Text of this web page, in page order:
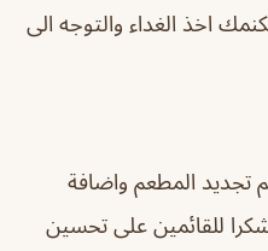
اخذ الغداء والتوجه الى
تجديد المطعم واضافة
للقائمين على تحسين